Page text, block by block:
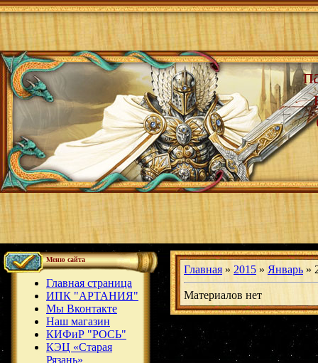
Меню сайта
Главная страница
ИПК "АРТАНИЯ"
Мы Вконтакте
Наш магазин
КИФиР "РОСЬ"
КЭЦ «Старая
Рязань»
Главная » 2015 » Январь »
Материалов нет